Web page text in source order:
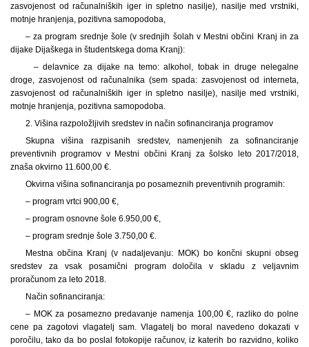
zasvojenost od računalniških iger in spletno nasilje), nasilje med vrstniki,
motnje hranjenja, pozitivna samopodoba,
– za program srednje šole (v srednjih šolah v Mestni občini Kranj in za
dijake Dijaškega in študentskega doma Kranj):
– delavnice za dijake na temo: alkohol, tobak in druge nelegalne
droge, zasvojenost od računalnika (sem spada: zasvojenost od interneta,
zasvojenost od računalniških iger in spletno nasilje), nasilje med vrstniki,
motnje hranjenja, pozitivna samopodoba.
2. Višina razpoložljivih sredstev in način sofinanciranja programov
Skupna višina razpisanih sredstev, namenjenih za sofinanciranje
preventivnih programov v Mestni občini Kranj za šolsko leto 2017/2018,
znaša okvirno 11.600,00 €.
Okvirna višina sofinanciranja po posameznih preventivnih programih:
– program vrtci 900,00 €,
– program osnovne šole 6.950,00 €,
– program srednje šole 3.750,00 €.
Mestna občina Kranj (v nadaljevanju: MOK) bo končni skupni obseg
sredstev za vsak posamični program določila v skladu z veljavnim
proračunom za leto 2018.
Način sofinanciranja:
– MOK za posamezno predavanje namenja 100,00 €, razliko do polne
cene pa zagotovi vlagatelj sam. Vlagatelj bo moral navedeno dokazati v
poročilu, tako da bo poslal fotokopije računov, iz katerih bo razvidno, koliko